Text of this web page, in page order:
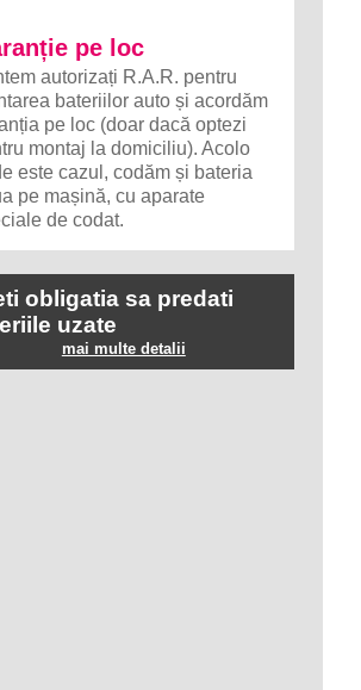
pe loc
autorizați R.A.R. pentru
bateriilor auto și acordăm
pe loc (doar dacă optezi
montaj la domiciliu). Acolo
este cazul, codăm și bateria
pe mașină, cu aparate
de codat.
obligatia sa predati
uzate
mai multe detalii